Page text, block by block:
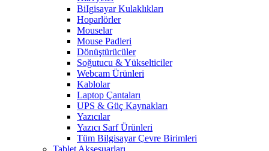
BiIgisayar Kulaklıkları
Hoparlörler
Mouselar
Mouse Padleri
Dönüştürücüler
Soğutucu & Yükselticiler
Webcam Ürünleri
Kablolar
Laptop Çantaları
UPS & Güç Kaynakları
Yazıcılar
Yazıcı Sarf Ürünleri
Tüm Bilgisayar Çevre Birimleri
Tablet Aksesuarları